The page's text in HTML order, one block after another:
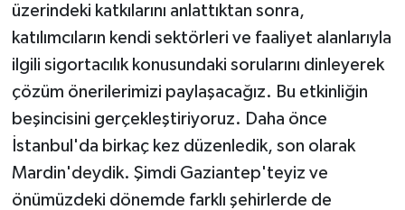
üzerindeki katkılarını anlattıktan sonra,
katılımcıların kendi sektörleri ve faaliyet alanlarıyla
ilgili sigortacılık konusundaki sorularını dinleyerek
çözüm önerilerimizi paylaşacağız. Bu etkinliğin
beşincisini gerçekleştiriyoruz. Daha önce
İstanbul'da birkaç kez düzenledik, son olarak
Mardin'deydik. Şimdi Gaziantep'teyiz ve
önümüzdeki dönemde farklı şehirlerde de